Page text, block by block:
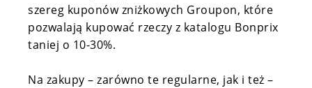
szereg kuponów zniżkowych Groupon, które
pozwalają kupować rzeczy z katalogu Bonprix
taniej o 10-30%.
Na zakupy – zarówno te regularne, jak i też –